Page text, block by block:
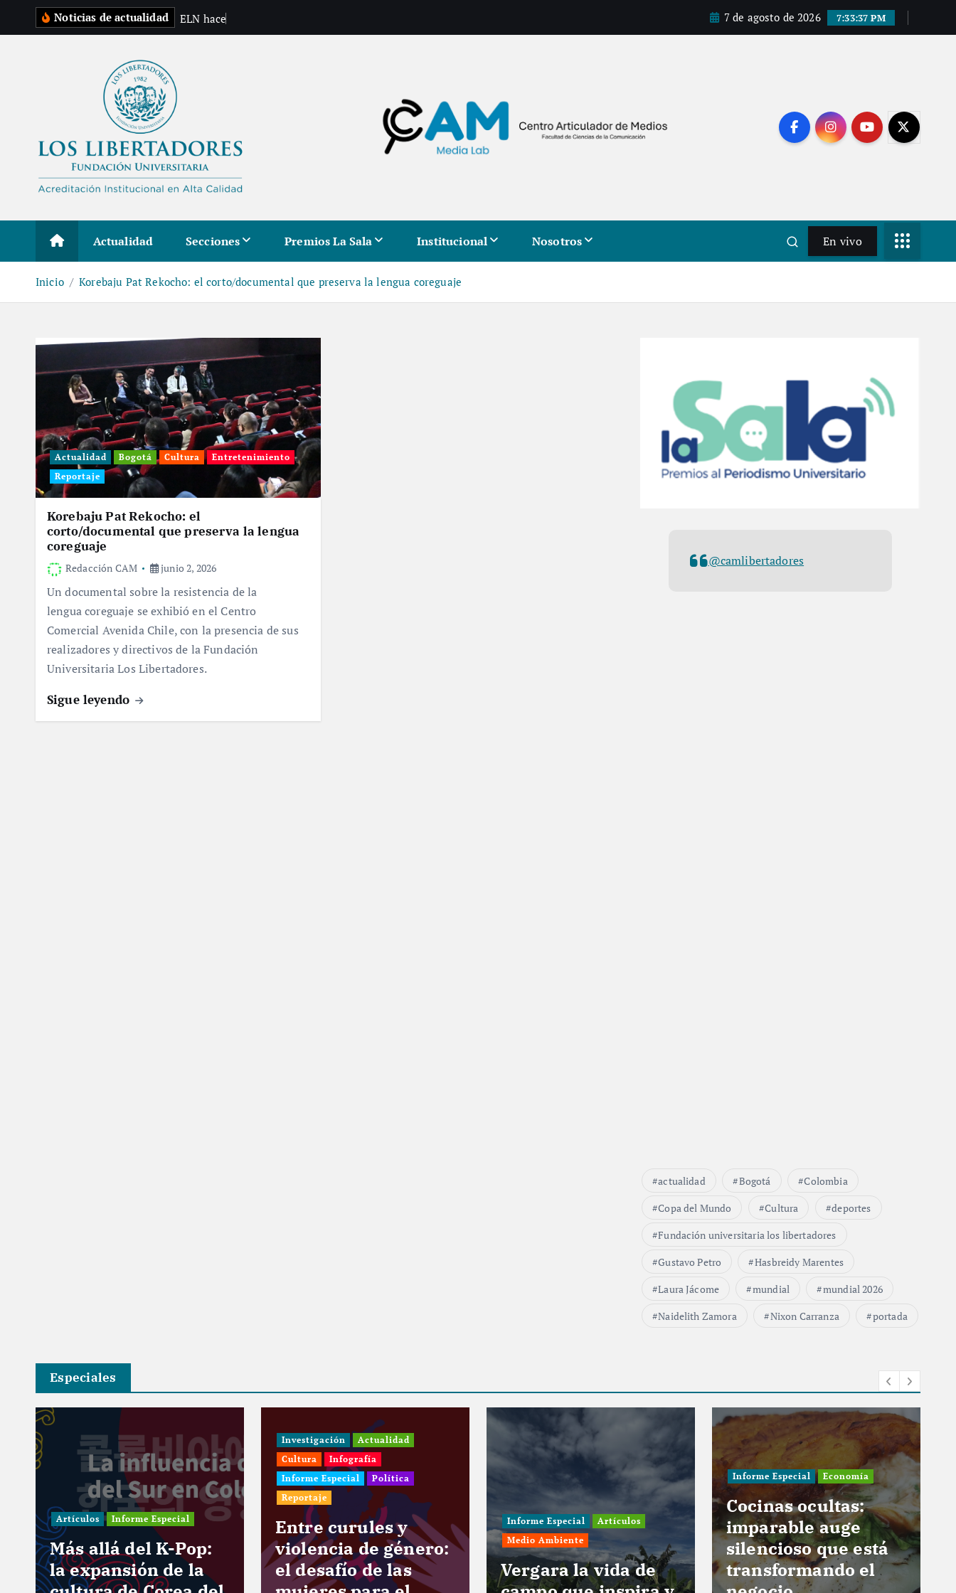
t
n
Noticias de actualidad ELN hace 7 de agosto de 2026 7:33:38 PM
Actualidad Secciones Premios La Sala Institucional Nosotros En vivo
Inicio Korebaju Pat Rekocho: el corto/documental que preserva la lengua coreguaje
Actualidad Bogotá Cultura
Entretenimiento
Reportaje
Korebaju Pat Rekocho: el
corto/documental que preserva la lengua
coreguaje
Redacción CAM junio 2, 2026
Un documental sobre la resistencia de la
lengua coreguaje se exhibió en el Centro
Comercial Avenida Chile, con la presencia de sus
realizadores y directivos de la Fundación
Universitaria Los Libertadores.
Sigue leyendo
@camlibertadores
actualidad Bogotá
Colombia
Copa del Mundo
Cultura
deportes
Fundación universitaria los libertadores
Gustavo Petro
Hasbreidy Marentes
Laura Jácome
mundial
mundial 2026
Naidelith Zamora
Nixon Carranza portada
Especiales
Artículos Informe Especial
Más allá del K-Pop:
la expansión de la
Investigación
Actualidad
Cultura
Infografía
Informe Especial
Política
Reportaje
Entre curules y
violencia de género:
el desafío de las
Informe Especial
Artículos
Medio Ambiente
Vergara la vida de
Informe Especial Economía
Cocinas ocultas:
imparable auge
silencioso que está
transformando el